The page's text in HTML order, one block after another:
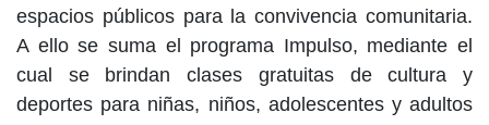
espacios públicos para la convivencia comunitaria.
A ello se suma el programa Impulso, mediante el
cual se brindan clases gratuitas de cultura y
deportes para niñas, niños, adolescentes y adultos